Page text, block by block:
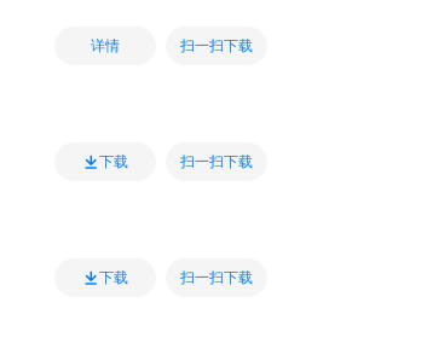
详情 扫一扫下载
下载 扫一扫下载
下载 扫一扫下载